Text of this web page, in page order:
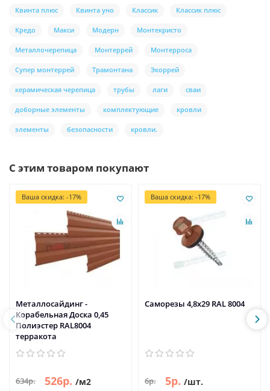
Квинта плюс Квинта уно Классик Классик плюс
Кредо Макси Модерн Монтекристо
Металлочерепица Монтеррей Монтерроса
Супер монтеррей Трамонтана Экоррей
керамическая черепица трубы лаги сваи
доборные элементы комплектующие кровли
элементы безопасности кровли.
С этим товаром покупают
Ваша скидка: -17%
Металлосайдинг -
Корабельная Доска 0,45
Полиэстер RAL8004
терракота
634р. 526р. /м2
Ваша скидка: -17%
Саморезы 4,8х29 RAL 8004
6р. 5р. /шт.